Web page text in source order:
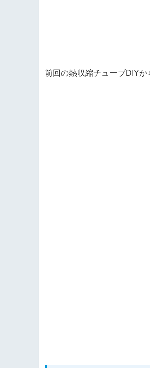
前回の熱収縮チューブDIYか